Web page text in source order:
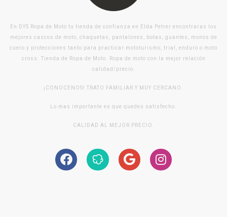
En DYS Ropa de Moto tu tienda de confianza en Elda Petrer encontraras los
mejores cascos de moto, chaquetas, pantalones, botas, guantes, monos de
cuero y protecciones tanto para practicar mototurismo, trial, enduro o moto
cross. Tienda de Ropa de Moto. Ropa de moto con la mejor relación
calidad/precio.
¡CONOCENOS! TRATO FAMILIAR Y MUY CERCANO.
Lo mas importante es que quedes satisfecho.
CALIDAD AL MEJOR PRECIO.